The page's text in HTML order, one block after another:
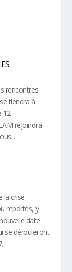
rencontres
tiendra à
12
rejoindra
la crise
reportés, y
date
se dérouleront